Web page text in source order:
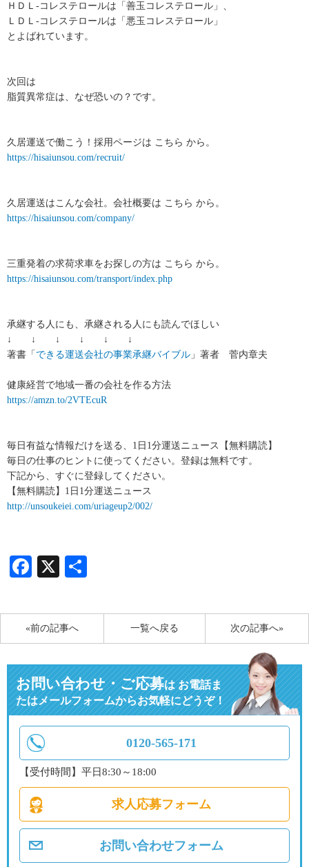
ＨＤＬ-コレステロールは「善玉コレステロール」、
ＬＤＬ-コレステロールは「悪玉コレステロール」
とよばれています。
次回は
脂質異常症は、なぜ恐いの？です。
久居運送で働こう！採用ページは こちら から。
https://hisaiunsou.com/recruit/
久居運送はこんな会社。会社概要は こちら から。
https://hisaiunsou.com/company/
三重発着の求荷求車をお探しの方は こちら から。
https://hisaiunsou.com/transport/index.php
承継する人にも、承継される人にも読んでほしい
↓ ↓ ↓ ↓ ↓ ↓
著書「 できる運送会社の事業承継バイブル 」著者 菅内章夫
健康経営で地域一番の会社を作る方法
https://amzn.to/2VTEcuR
毎日有益な情報だけを送る、1日1分運送ニュース【無料購読】
毎日の仕事のヒントに使ってください。登録は無料です。
下記から、すぐに登録してください。
【無料購読】1日1分運送ニュース
http://unsoukeiei.com/uriageup2/002/
Facebook
X
«前の記事へ 次の記事へ»
一覧へ戻る
お問い合わせ・ご応募はお電話ま
たはメールフォームからお気軽にどうぞ！
0120-565-171
【受付時間】平日8:30～18:00
求人応募フォーム
お問い合わせフォーム